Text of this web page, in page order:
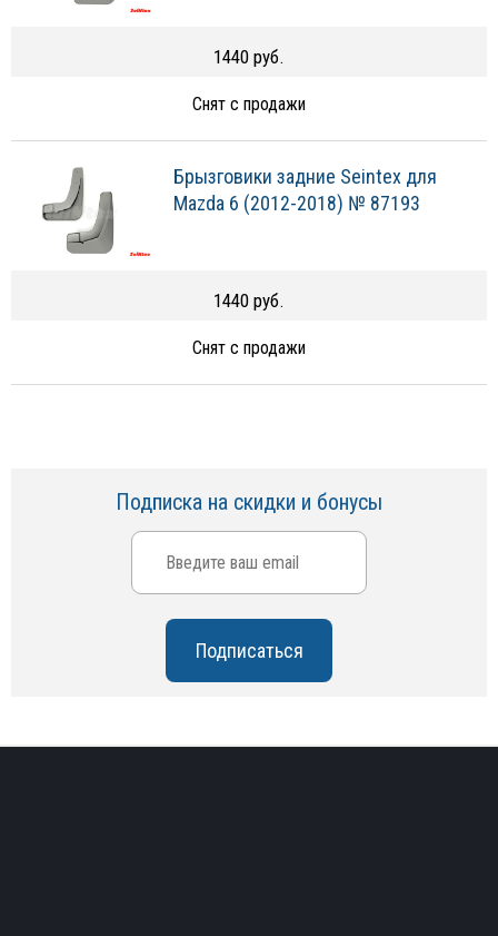
1440 руб.
Снят с продажи
Брызговики задние Seintex для
Mazda 6 (2012-2018) № 87193
1440 руб.
Снят с продажи
Подписка на скидки и бонусы